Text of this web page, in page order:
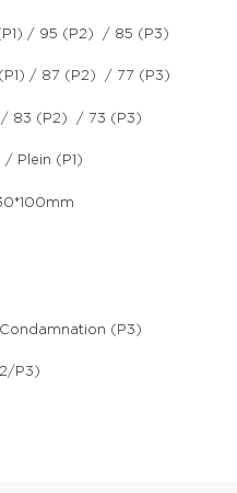
(P1) / 95 (P2) / 85 (P3)
/ 87 (P2) / 77 (P3)
/ 83 (P2) / 73 (P3)
Plein (P1)
(P3)
P3)